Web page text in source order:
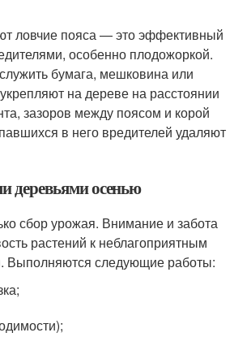
ловчие пояса — это эффективный
особенно плодожоркой.
бумага, мешковина или
на дереве на расстоянии
зазоров между поясом и корой
в него вредителей удаляют
деревьями осенью
сбор урожая. Внимание и забота
растений к неблагоприятным
Выполняются следующие работы: